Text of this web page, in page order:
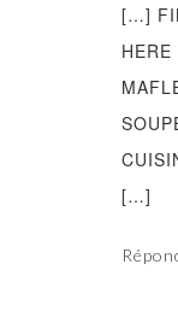
[…]
[…]